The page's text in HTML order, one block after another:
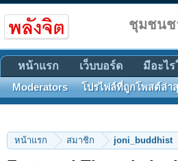
หน้าแรก สมาชิก joni_buddhist
ชุมชนช
หน้าแรก เว็บบอร์ด มีอะไ
Moderators โปรไฟล์ที่ถูกโพสต์ล่า